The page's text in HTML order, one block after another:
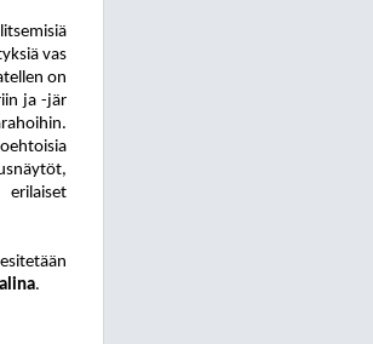
vas
on
ja -jär
näytöt,
.